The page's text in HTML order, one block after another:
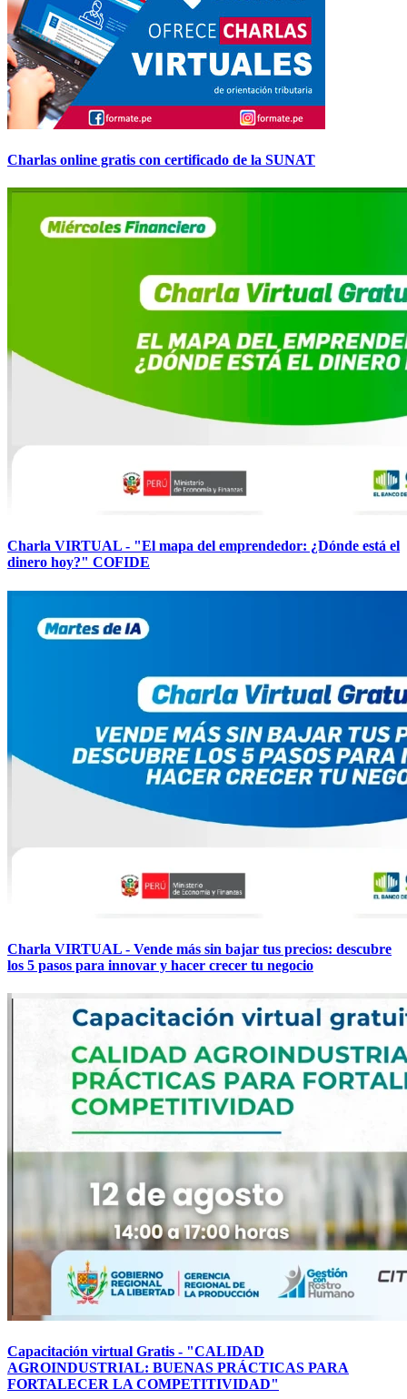
Charlas online gratis con certificado de la SUNAT
Charla VIRTUAL - "El mapa del emprendedor: ¿Dónde está el
dinero hoy?" COFIDE
Charla VIRTUAL - Vende más sin bajar tus precios: descubre
los 5 pasos para innovar y hacer crecer tu negocio
Capacitación virtual Gratis - "CALIDAD
AGROINDUSTRIAL: BUENAS PRÁCTICAS PARA
FORTALECER LA COMPETITIVIDAD"